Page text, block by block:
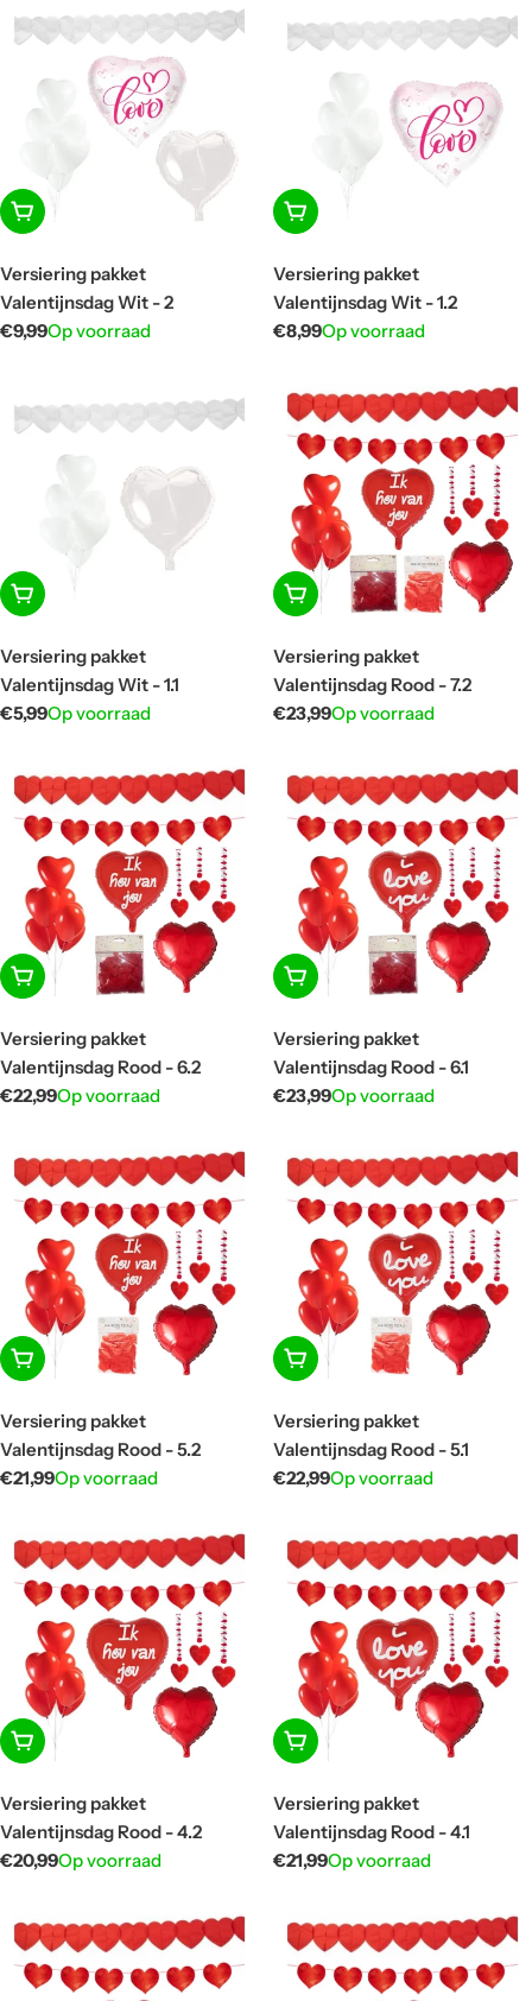
In winkelwagen
Versiering pakket
Valentijnsdag Wit - 2
Normale
€9,99Op voorraad
In winkelwagen
Versiering pakket
Valentijnsdag Wit - 1.2
Normale
€8,99Op voorraad
In winkelwagen
Versiering pakket
Valentijnsdag Wit - 1.1
Normale
€5,99Op voorraad
In winkelwagen
Versiering pakket
Valentijnsdag Rood - 7.2
Normale
€23,99Op voorraad
In winkelwagen
Versiering pakket
Valentijnsdag Rood - 6.2
Normale
€22,99Op voorraad
In winkelwagen
Versiering pakket
Valentijnsdag Rood - 6.1
Normale
€23,99Op voorraad
In winkelwagen
Versiering pakket
Valentijnsdag Rood - 5.2
Normale
€21,99Op voorraad
In winkelwagen
Versiering pakket
Valentijnsdag Rood - 5.1
Normale
€22,99Op voorraad
In winkelwagen
Versiering pakket
Valentijnsdag Rood - 4.2
Normale
€20,99Op voorraad
In winkelwagen
Versiering pakket
Valentijnsdag Rood - 4.1
Normale
€21,99Op voorraad